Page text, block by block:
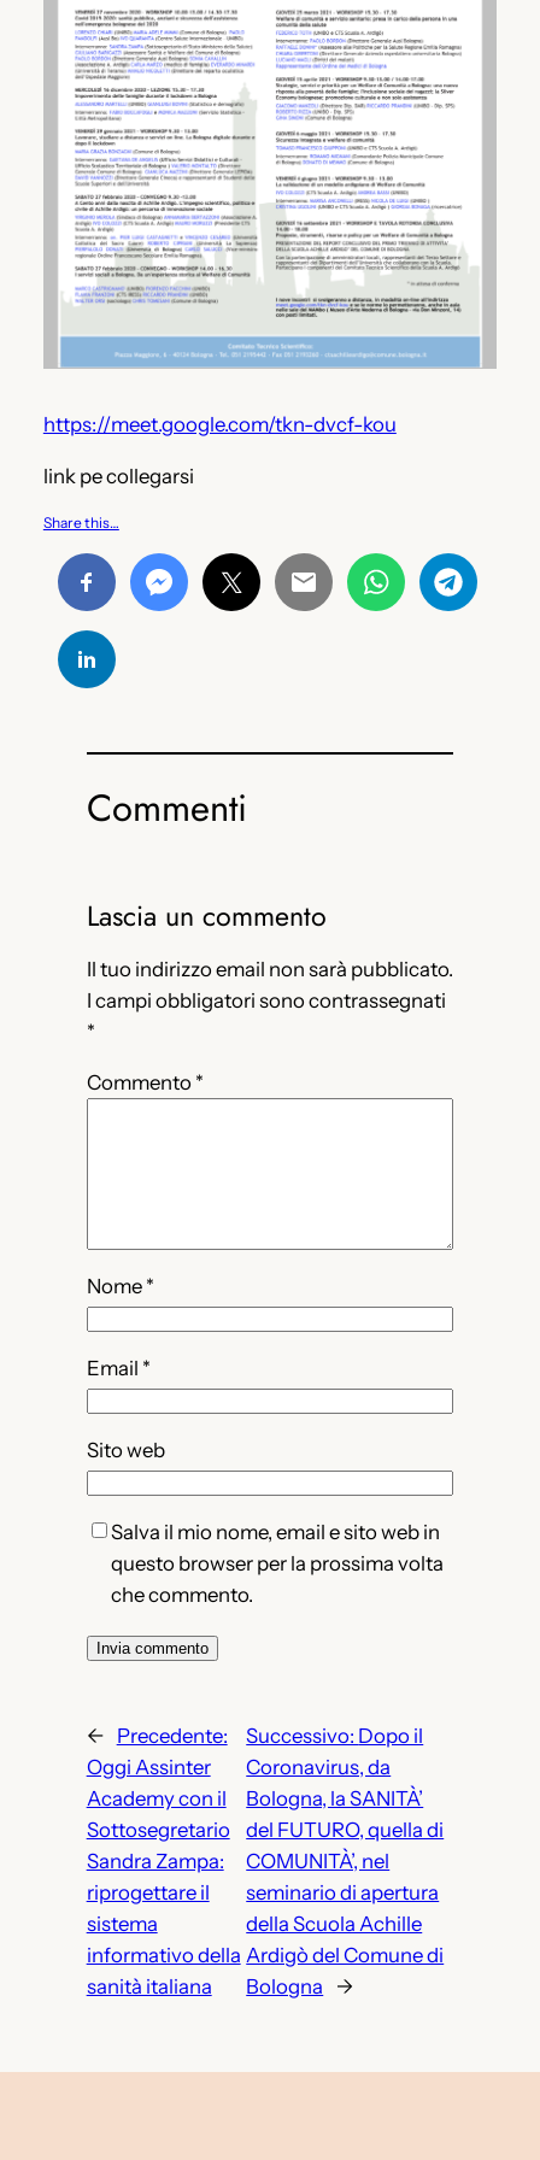
https://meet.google.com/tkn-dvcf-kou
link pe collegarsi
Share this…
Commenti
Lascia un commento
Il tuo indirizzo email non sarà pubblicato.
I campi obbligatori sono contrassegnati
*
Commento *
Nome *
Email *
Sito web
Salva il mio nome, email e sito web in
questo browser per la prossima volta
che commento.
←
Precedente:
Oggi Assinter
Academy con il
Sottosegretario
Sandra Zampa:
riprogettare il
sistema
informativo della
sanità italiana
Successivo: Dopo il
Coronavirus, da
Bologna, la SANITÀ’
del FUTURO, quella di
COMUNITÀ’, nel
seminario di apertura
della Scuola Achille
Ardigò del Comune di
Bologna
→